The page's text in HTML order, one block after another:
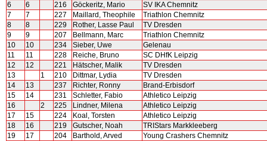
6
6 216 Göckeritz, Mario
SV IKA Chemnitz
7
7 227 Maillard, Theophile
Triathlon Chemnitz
8
8 229 Rother, Lasse Paul
TV Dresden
9
9 207 Bellmann, Marc
Triathlon Chemnitz
10
10 234 Sieber, Uwe
Gelenau
11
11 228 Reiche, Bruno
SC DHfK Leipzig
12
12 221 Hätscher, Malik
TV Dresden
13
1 210 Dittmar, Lydia
TV Dresden
14
13 237 Richter, Ronny
Brand-Erbisdorf
15
14 231 Schletter, Fabio
Athletico Leipzig
16
2 225 Lindner, Milena
Athletico Leipzig
17
15 224 Koal, Torsten
Athletico Leipzig
18
16 219 Gutscher, Noah
TRIStars Markkleeberg
19
17 204 Barthold, Arved
Young Crashers Chemnitz